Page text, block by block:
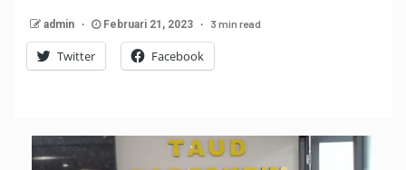
admin Februari 21, 2023 3 min read
Twitter Facebook